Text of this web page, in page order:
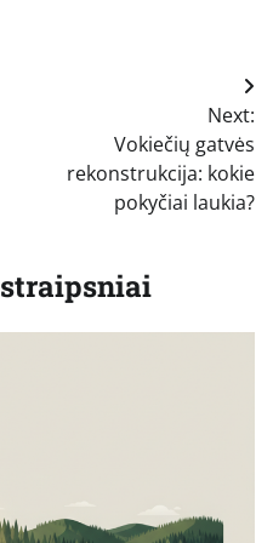
Next:
Vokiečių gatvės
rekonstrukcija: kokie
pokyčiai laukia?